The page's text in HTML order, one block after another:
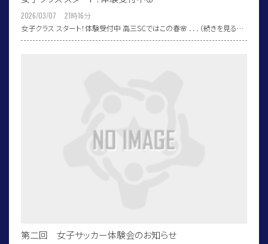
2026/03/07 21時16分
女子クラス スタート！体験受付中 高三SCではこの春🌸 ．．．（続きを見る…
第二回 女子サッカー体験会のお知らせ